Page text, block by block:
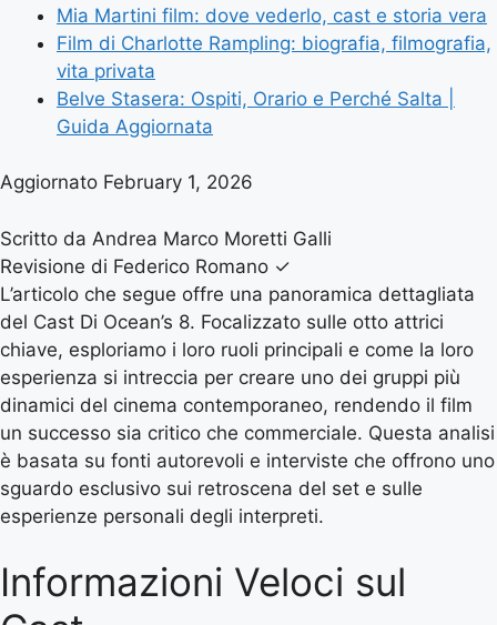
Mia Martini film: dove vederlo, cast e storia vera
Film di Charlotte Rampling: biografia, filmografia,
vita privata
Belve Stasera: Ospiti, Orario e Perché Salta |
Guida Aggiornata
Aggiornato February 1, 2026
Scritto da Andrea Marco Moretti Galli
Revisione di Federico Romano ✓
L’articolo che segue offre una panoramica dettagliata
del Cast Di Ocean’s 8. Focalizzato sulle otto attrici
chiave, esploriamo i loro ruoli principali e come la loro
esperienza si intreccia per creare uno dei gruppi più
dinamici del cinema contemporaneo, rendendo il film
un successo sia critico che commerciale. Questa analisi
è basata su fonti autorevoli e interviste che offrono uno
sguardo esclusivo sui retroscena del set e sulle
esperienze personali degli interpreti.
Informazioni Veloci sul